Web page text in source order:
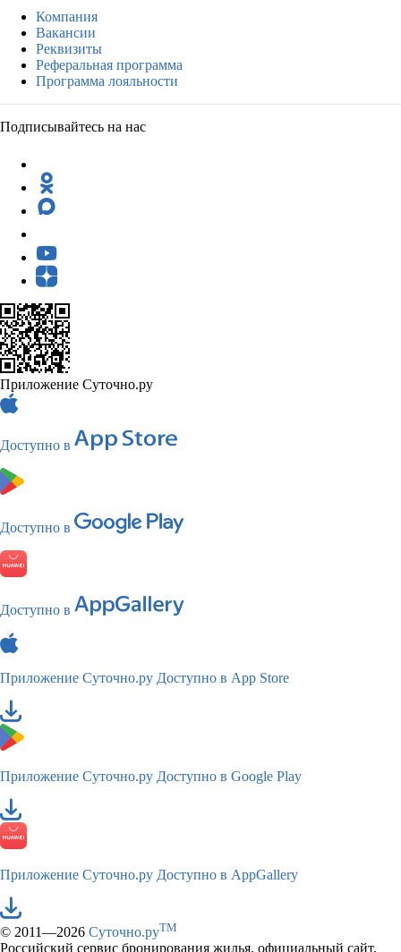
Компания
Вакансии
Реквизиты
Реферальная программа
Программа лояльности
Подписывайтесь на нас
Приложение Суточно.ру
Доступно в
Доступно в
Доступно в
Приложение Суточно.ру Доступно в App Store
Приложение Суточно.ру Доступно в Google Play
Приложение Суточно.ру Доступно в AppGallery
© 2011—2026 Суточно.руTM
Российский сервис бронирования жилья, официальный сайт,